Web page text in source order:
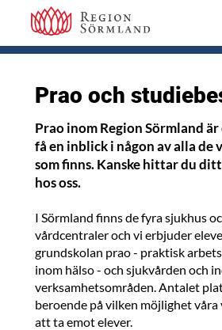
Prao och
Prao inom Region Sörmland
få en inblick i någon av alla de
som finns. Kanske hittar du
hos oss.
I Sörmland finns de fyra sjukhus
vårdcentraler och vi erbjuder
grundskolan prao - praktisk
inom hälso - och sjukvården och
verksamhetsområden. Antalet
beroende på vilken möjlighet
att ta emot elever.